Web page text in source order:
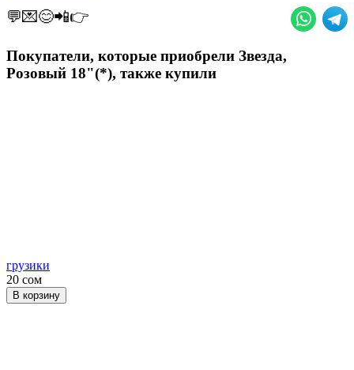
💬💌😊📲👉
Покупатели, которые приобрели Звезда,
Розовый 18"(*), также купили
грузики
20 сом
В корзину